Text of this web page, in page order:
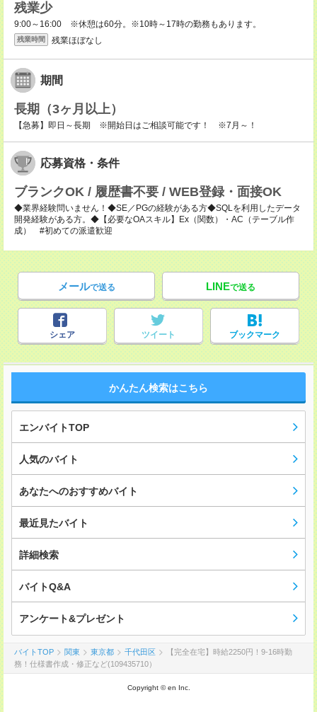
残業少
9:00～16:00 ※休憩は60分。※10時～17時の勤務もあります。
残業時間 残業ほぼなし
期間
長期（3ヶ月以上）
【急募】即日～長期 ※開始日はご相談可能です！ ※7月～！
応募資格・条件
ブランクOK / 履歴書不要 / WEB登録・面接OK
◆業界経験問いません！◆SE／PGの経験がある方◆SQLを利用したデータ
開発経験がある方。◆【必要なOAスキル】Ex（関数）・AC（テーブル作
成） #初めての派遣歓迎
メールで送る LINEで送る
シェア ツイート ブックマーク
かんたん検索はこちら
エンバイトTOP
人気のバイト
あなたへのおすすめバイト
最近見たバイト
詳細検索
バイトQ&A
アンケート&プレゼント
バイトTOP 関東 東京都 千代田区
【完全在宅】時給2250円！9-16時勤
務！仕様書作成・修正など(109435710）
Copyright © en Inc.